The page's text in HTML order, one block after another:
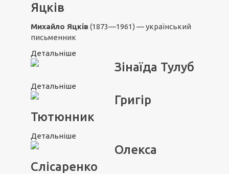
Яцків
Михайло Яцків(1873—1961) — український
письменник
Детальніше
Зінаїда Тулуб
Детальніше
Григір
Тютюнник
Детальніше
Олекса
Слісаренко